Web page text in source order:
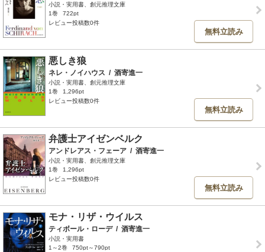
小説・実用書、創元推理文庫
1巻
722pt
レビュー投稿数0件
無料立読み
悪しき狼
ネレ・ノイハウス / 酒寄進一
小説・実用書、創元推理文庫
1巻
1,296pt
レビュー投稿数0件
無料立読み
弁護士アイゼンベルク
アンドレアス・フェーア / 酒寄進一
小説・実用書、創元推理文庫
1巻
1,296pt
レビュー投稿数0件
無料立読み
モナ・リザ・ウイルス
ティボール・ローデ / 酒寄進一
小説・実用書
1～2巻
750pt～790pt